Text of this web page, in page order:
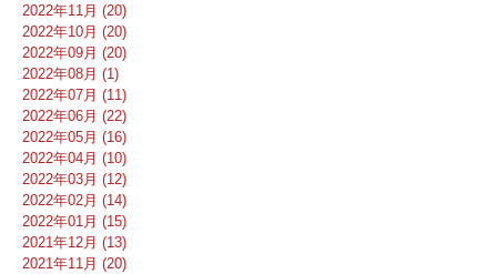
2022年11月 (20)
2022年10月 (20)
2022年09月 (20)
2022年08月 (1)
2022年07月 (11)
2022年06月 (22)
2022年05月 (16)
2022年04月 (10)
2022年03月 (12)
2022年02月 (14)
2022年01月 (15)
2021年12月 (13)
2021年11月 (20)